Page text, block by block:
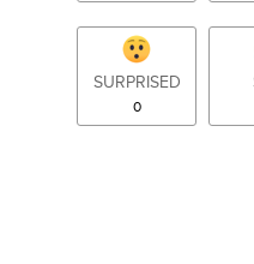
SURPRISED
0